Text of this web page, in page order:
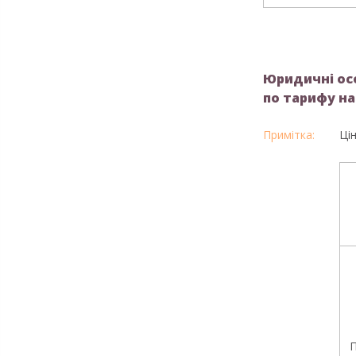
Юридичні
по тарифу